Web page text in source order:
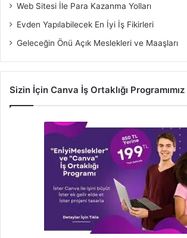
Web Sitesi İle Para Kazanma Yolları
Evden Yapılabilecek En İyi İş Fikirleri
Geleceğin Önü Açık Meslekleri ve Maaşları
Sizin İçin Canva İş Ortaklığı Programımız